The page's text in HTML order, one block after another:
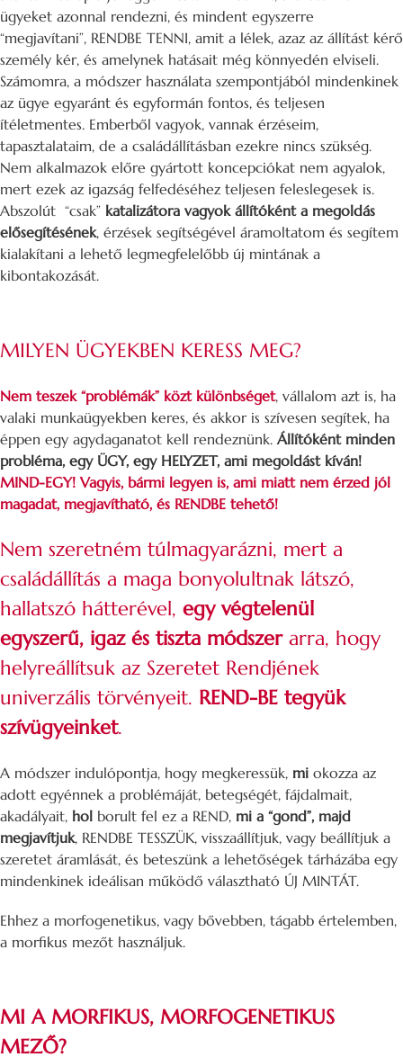
ügyeket azonnal rendezni, és mindent egyszerre
“megjavítani”, RENDBE TENNI, amit a lélek, azaz az állítást kérő
személy kér, és amelynek hatásait még könnyedén elviseli.
Számomra, a módszer használata szempontjából mindenkinek
az ügye egyaránt és egyformán fontos, és teljesen
ítéletmentes. Emberből vagyok, vannak érzéseim,
tapasztalataim, de a családállításban ezekre nincs szükség.
Nem alkalmazok előre gyártott koncepciókat nem agyalok,
mert ezek az igazság felfedéséhez teljesen feleslegesek is.
Abszolút “csak” katalizátora vagyok állítóként a megoldás
elősegítésének, érzések segítségével áramoltatom és segítem
kialakítani a lehető legmegfelelőbb új mintának a
kibontakozását.
MILYEN ÜGYEKBEN KERESS MEG?
Nem teszek “problémák” közt különbséget, vállalom azt is, ha
valaki munkaügyekben keres, és akkor is szívesen segítek, ha
éppen egy agydaganatot kell rendeznünk. Állítóként minden
probléma, egy ÜGY, egy HELYZET, ami megoldást kíván!
MIND-EGY! Vagyis, bármi legyen is, ami miatt nem érzed jól
magadat, megjavítható, és RENDBE tehető!
Nem szeretném túlmagyarázni, mert a
családállítás a maga bonyolultnak látszó,
hallatszó hátterével, egy végtelenül
egyszerű, igaz és tiszta módszerarra, hogy
helyreállítsuk az Szeretet Rendjének
univerzális törvényeit. REND-BE tegyük
szívügyeinket.
A módszer indulópontja, hogy megkeressük, mi okozza az
adott egyénnek a problémáját, betegségét, fájdalmait,
akadályait, hol borult fel ez a REND, mi a “gond”, majd
megjavítjuk, RENDBE TESSZÜK, visszaállítjuk, vagy beállítjuk a
szeretet áramlását, és beteszünk a lehetőségek tárházába egy
mindenkinek ideálisan működő választható ÚJ MINTÁT.
Ehhez a morfogenetikus, vagy bővebben, tágabb értelemben,
a morfikus mezőt használjuk.
MI A MORFIKUS, MORFOGENETIKUS
MEZŐ?